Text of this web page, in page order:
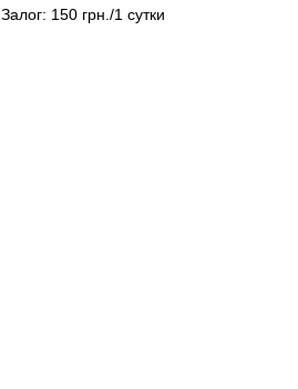
Залог: 150 грн./1 сутки